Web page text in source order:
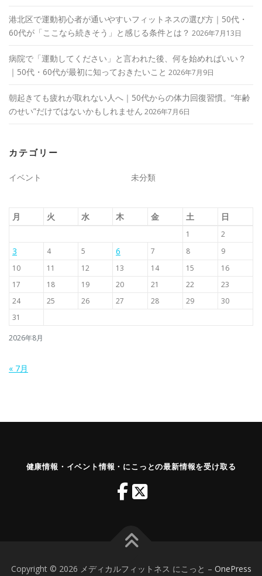
港北区で運動初心者が通いやすいフィットネスの選び方｜50代・
60代が「ここなら続きそう」と感じる条件とは？ 2026年7月13日
病院で「運動してください」と言われた後、何を始めればいい？
｜50代・60代が最初に知っておきたいこと 2026年7月9日
朝起きても疲れが取れない人へ｜50代からの体力回復習慣。“年齢
のせい”だけではないかもしれません 2026年7月6日
カテゴリー
イベント 未分類
2026年8月
月 火 水 木 金 土 日
1 2
3 4 5 6 7 8
9
10
11 12 13 14 15
16
17
18 19 20 21 22
23
24
25 26 27 28 29
30
31
« 7月
健康情報・イベント情報・にこっとの最新情報を受け取る
Copyright © 2026 メディカルフィットネス にこっと – OnePress